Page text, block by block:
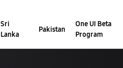
Sri
Lanka
Pakistan
One UI Beta
Program